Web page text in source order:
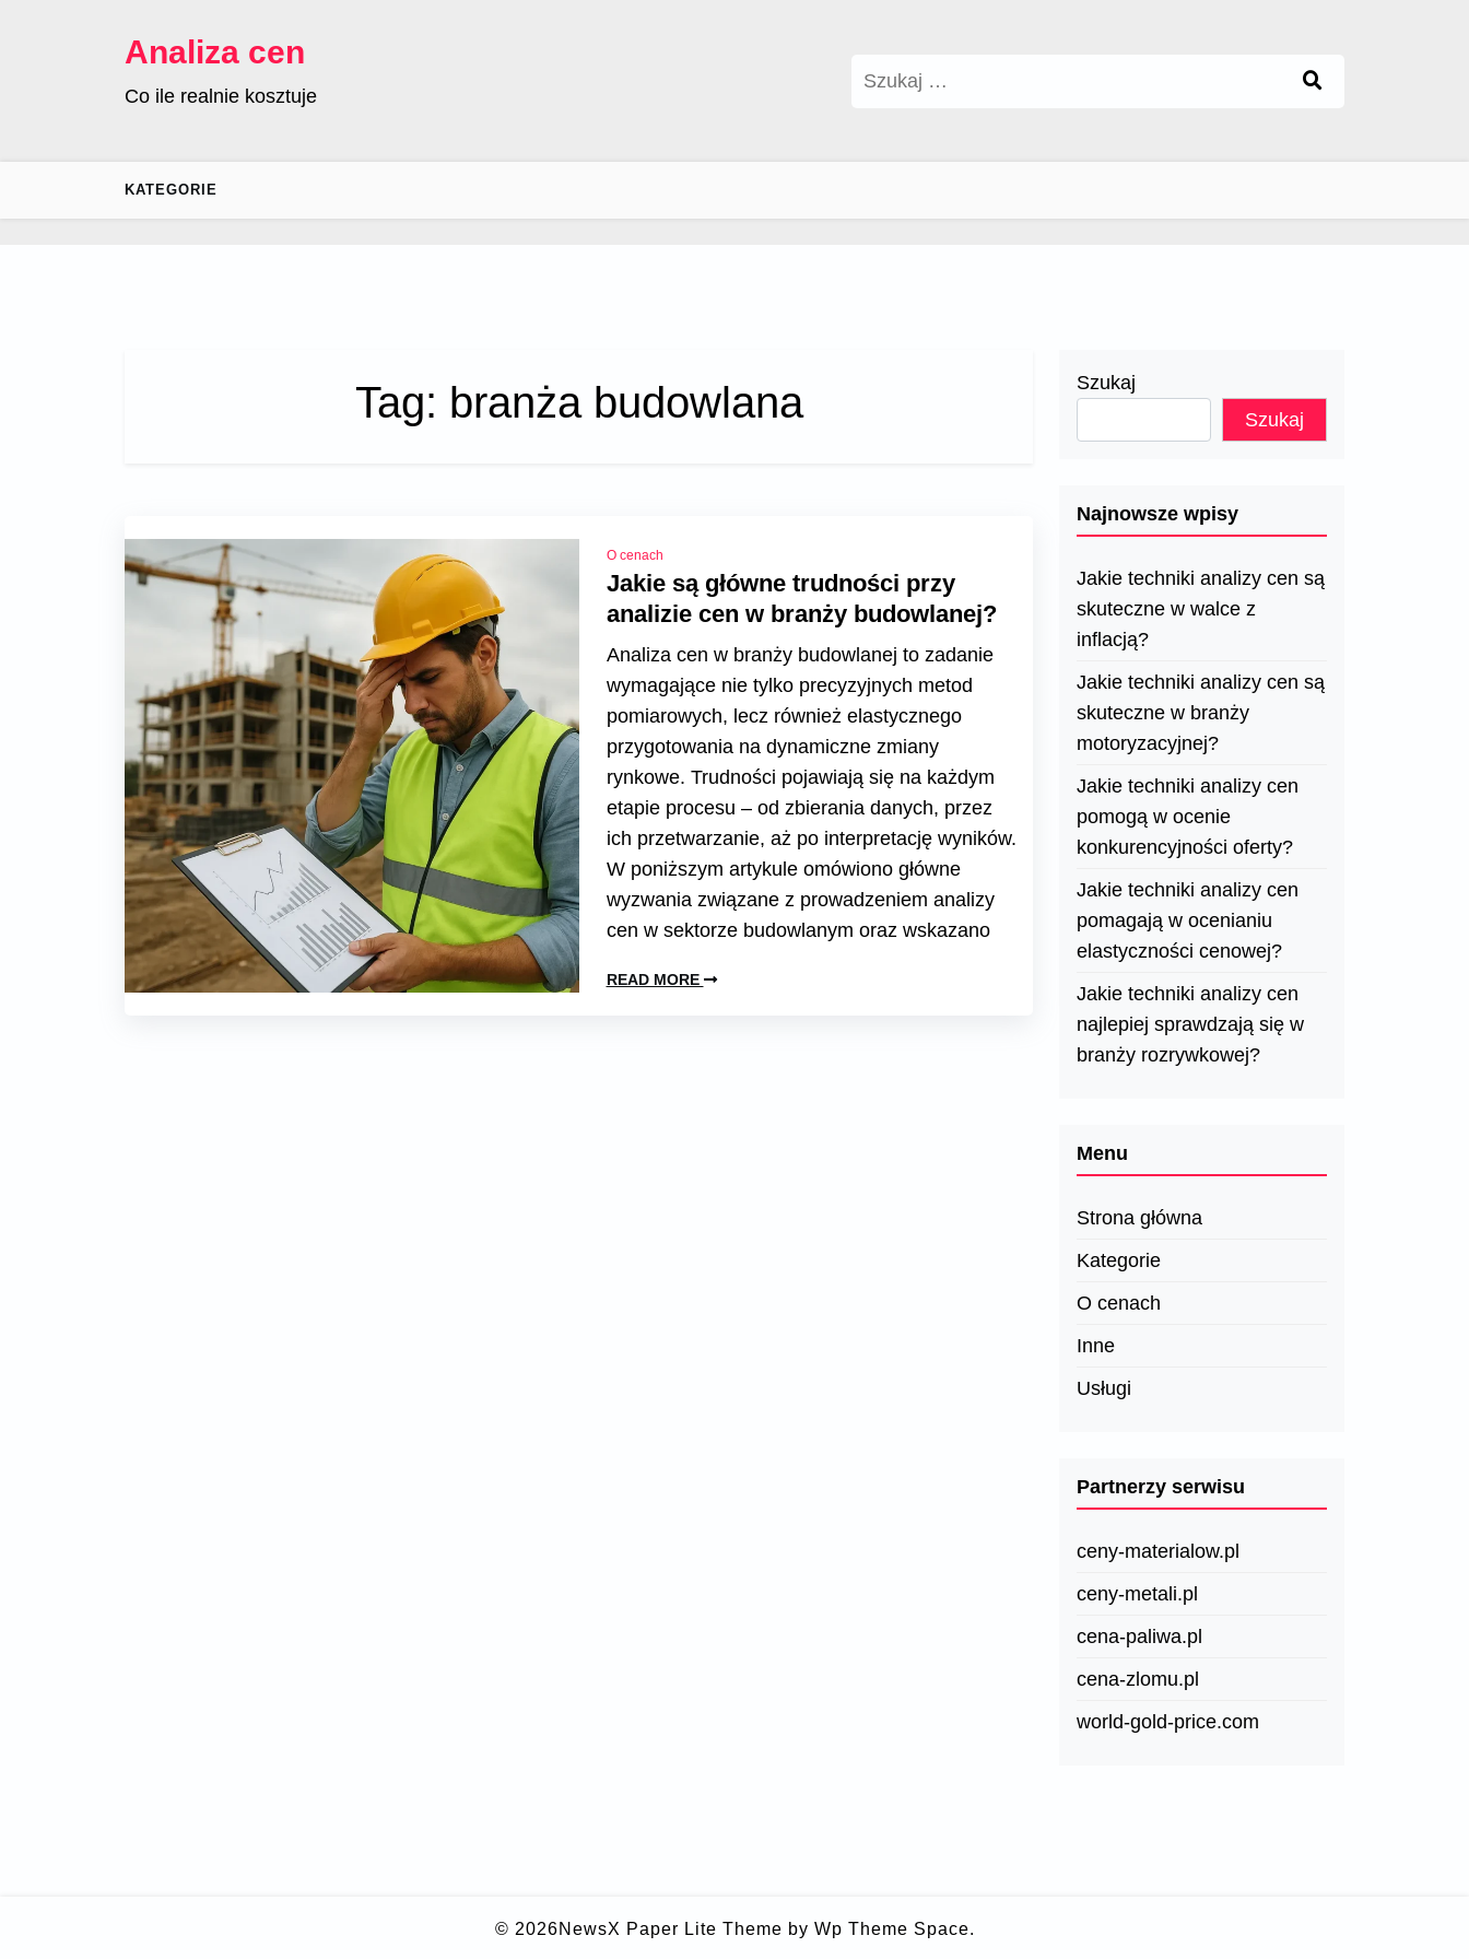
Analiza cen
Co ile realnie kosztuje
Szukaj:
KATEGORIE
Tag: branża budowlana
O cenach
Jakie są główne trudności przy
analizie cen w branży budowlanej?
Analiza cen w branży budowlanej to zadanie
wymagające nie tylko precyzyjnych metod
pomiarowych, lecz również elastycznego
przygotowania na dynamiczne zmiany
rynkowe. Trudności pojawiają się na każdym
etapie procesu – od zbierania danych, przez
ich przetwarzanie, aż po interpretację wyników.
W poniższym artykule omówiono główne
wyzwania związane z prowadzeniem analizy
cen w sektorze budowlanym oraz wskazano
READ MORE
Szukaj
Szukaj
Najnowsze wpisy
Jakie techniki analizy cen są
skuteczne w walce z
inflacją?
Jakie techniki analizy cen są
skuteczne w branży
motoryzacyjnej?
Jakie techniki analizy cen
pomogą w ocenie
konkurencyjności oferty?
Jakie techniki analizy cen
pomagają w ocenianiu
elastyczności cenowej?
Jakie techniki analizy cen
najlepiej sprawdzają się w
branży rozrywkowej?
Menu
Strona główna
Kategorie
O cenach
Inne
Usługi
Partnerzy serwisu
ceny-materialow.pl
ceny-metali.pl
cena-paliwa.pl
cena-zlomu.pl
world-gold-price.com
© 2026NewsX Paper Lite Theme by Wp Theme Space.